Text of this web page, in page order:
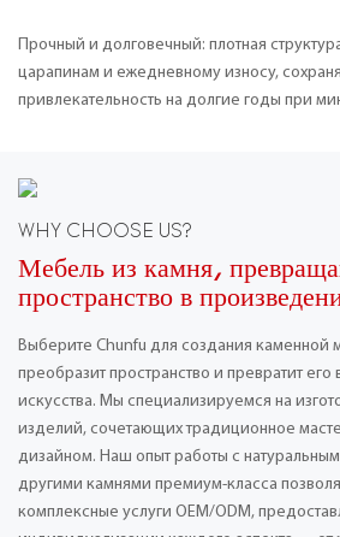
Прочный и долговечный: плотная
царапинам и ежедневному износу,
привлекательность на долгие годы при
WHY CHOOSE US?
Мебель из камня,
пространство в
Выберите Chunfu для создания каменной
преобразит пространство и превратит
искусства. Мы специализируемся на
изделий, сочетающих традиционное
дизайном. Наш опыт работы с
другими камнями премиум-класса
комплексные услуги OEM/ODM,